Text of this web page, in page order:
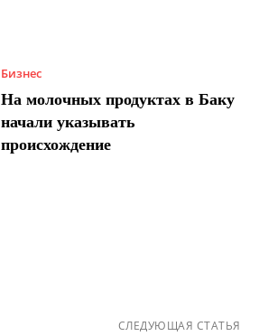
Бизнес
На молочных продуктах в Баку
начали указывать
происхождение
СЛЕДУЮЩАЯ СТАТЬЯ